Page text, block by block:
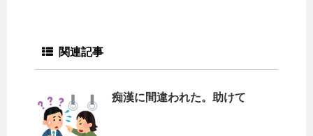
関連記事
痴漢に間違われた。助けて